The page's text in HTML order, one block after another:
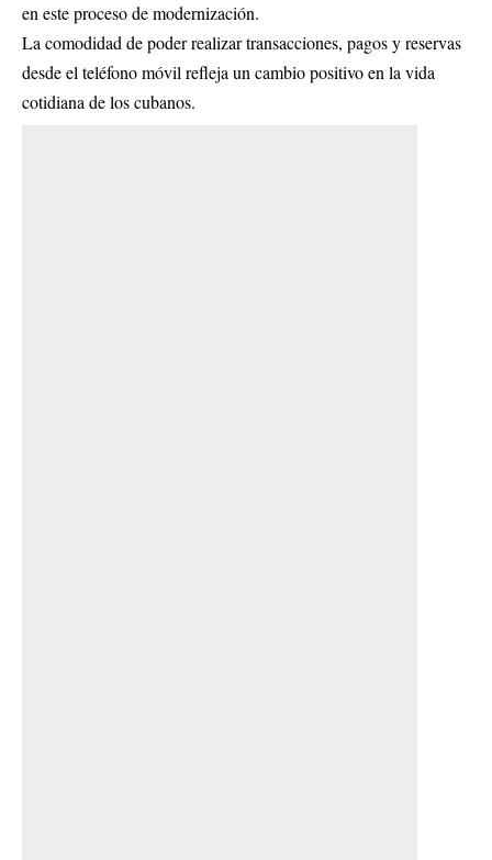
en este proceso de modernización.
La comodidad de poder realizar transacciones, pagos y reservas
desde el teléfono móvil refleja un cambio positivo en la vida
cotidiana de los cubanos.